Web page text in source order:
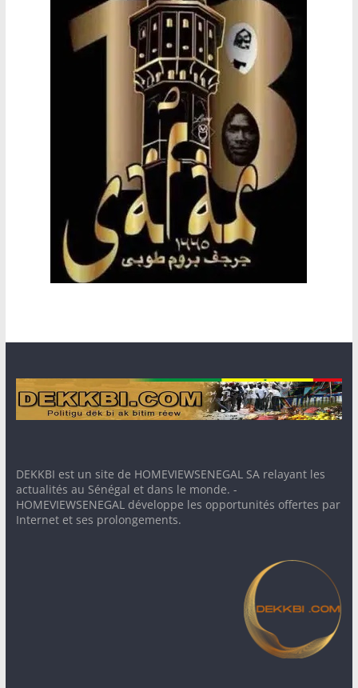
DEKKBI est un site de HOMEVIEWSENEGAL SA relayant les
actualités au Sénégal et dans le monde. -
HOMEVIEWSENEGAL développe les opportunités offertes par
Internet et ses prolongements.